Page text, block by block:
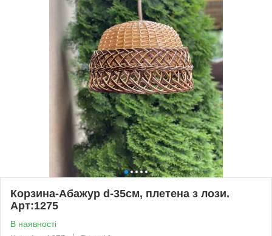
Корзина-Абажур d-35см, плетена з лози.
Арт:1275
В наявності